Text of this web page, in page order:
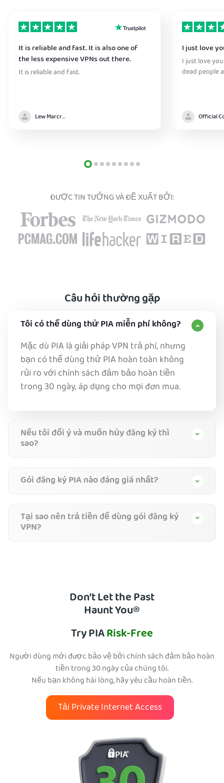
It is reliable and fast. It is also one of
the less expensive VPNs out there.
It is reliable and fast.
Lew Marcrum
I just love
I just love
dead people
ĐƯỢC TIN TƯỞNG VÀ ĐỀ XUẤT BỞI:
Câu hỏi thường gặp
Tôi có thể dùng thử PIA miễn phí không?
Mặc dù PIA là giải pháp VPN trả phí, nhưng
bạn có thể dùng thử PIA hoàn toàn không
rủi ro với chính sách đảm bảo hoàn tiền
trong 30 ngày, áp dụng cho mọi đơn mua.
Nếu tôi đổi ý và muốn hủy đăng ký thì
sao?
Gói đăng ký PIA nào đáng giá nhất?
Tại sao nên trả tiền để dùng gói đăng ký
VPN?
Don’t Let the Past
Haunt You®
Try PIARisk-Free
Người dùng mới được bảo vệ bởi chính sách đảm bảo hoàn
tiền trong 30 ngày của chúng tôi.
Nếu bạn không hài lòng, hãy yêu cầu hoàn tiền.
Tải Private Internet Access